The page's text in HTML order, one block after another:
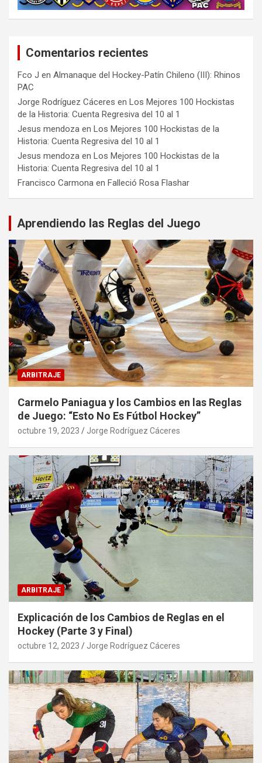
Comentarios recientes
Fco J en Almanaque del Hockey-Patín Chileno (III): Rhinos
PAC
Jorge Rodríguez Cáceres en Los Mejores 100 Hockistas
de la Historia: Cuenta Regresiva del 10 al 1
Jesus mendoza en Los Mejores 100 Hockistas de la
Historia: Cuenta Regresiva del 10 al 1
Jesus mendoza en Los Mejores 100 Hockistas de la
Historia: Cuenta Regresiva del 10 al 1
Francisco Carmona en Falleció Rosa Flashar
Aprendiendo las Reglas del Juego
ARBITRAJE
Carmelo Paniagua y los Cambios en las Reglas
de Juego: “Esto No Es Fútbol Hockey”
octubre 19, 2023 Jorge Rodríguez Cáceres
ARBITRAJE
Explicación de los Cambios de Reglas en el
Hockey (Parte 3 y Final)
octubre 12, 2023 Jorge Rodríguez Cáceres